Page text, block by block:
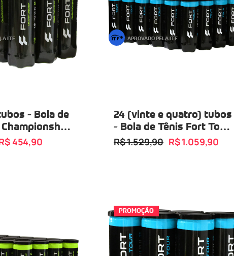
ITF
- Bola de
Bolas
454,90
APROVADO PELA ITF
24 (vinte e quatro) tubos
- Bola de Tênis Fort Tour
Tubo com 03 Bolas
R$ 1.529,90 R$ 1.059,90
PROMOÇÃO